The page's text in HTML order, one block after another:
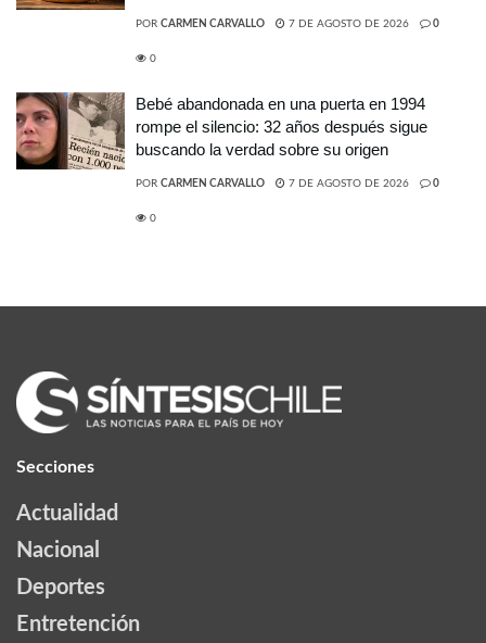
POR CARMEN CARVALLO 7 DE AGOSTO DE 2026 0
0
Bebé abandonada en una puerta en 1994
rompe el silencio: 32 años después sigue
buscando la verdad sobre su origen
POR CARMEN CARVALLO 7 DE AGOSTO DE 2026 0
0
Secciones
Actualidad
Nacional
Deportes
Entretención